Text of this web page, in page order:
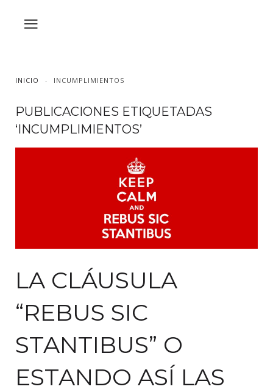
INICIO INCUMPLIMIENTOS
PUBLICACIONES ETIQUETADAS
‘INCUMPLIMIENTOS’
LA CLÁUSULA
“REBUS SIC
STANTIBUS” O
ESTANDO ASÍ LAS